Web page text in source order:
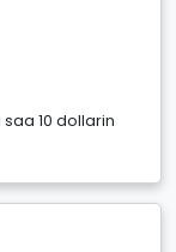
10 dollarin